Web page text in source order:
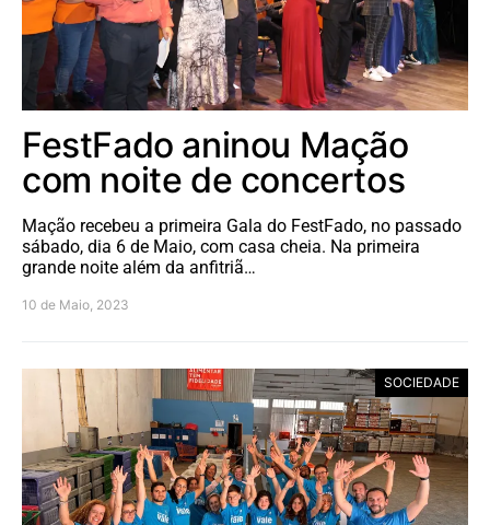
FestFado aninou Mação
com noite de concertos
Mação recebeu a primeira Gala do FestFado, no passado
sábado, dia 6 de Maio, com casa cheia. Na primeira
grande noite além da anfitriã…
10 de Maio, 2023
SOCIEDADE